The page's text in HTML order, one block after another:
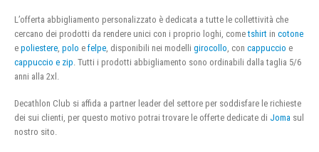
L’offerta abbigliamento personalizzato è dedicata a tutte le collettività che
cercano dei prodotti da rendere unici con i proprio loghi, cometshirt in cotone
e poliestere, polo e felpe, disponibili nei modelli girocollo, con cappuccio e
cappuccio e zip. Tutti i prodotti abbigliamento sono ordinabili dalla taglia 5/6
anni alla 2xl.
Decathlon Club si affida a partner leader del settore per soddisfare le richieste
dei sui clienti, per questo motivo potrai trovare le offerte dedicate di Joma sul
nostro sito.